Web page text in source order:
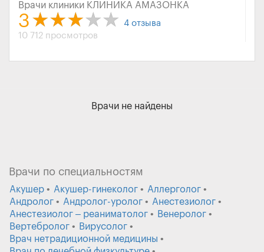
Врачи клиники КЛИНИКА АМАЗОНКА
3 4 отзыва
10 712 просмотров
Врачи не найдены
Врачи по специальностям
Акушер Акушер-гинеколог
Аллерголог
Андролог
Андролог-уролог
Анестезиолог
Анестезиолог – реаниматолог
Венеролог
Вертебролог
Вирусолог
Врач нетрадиционной медицины